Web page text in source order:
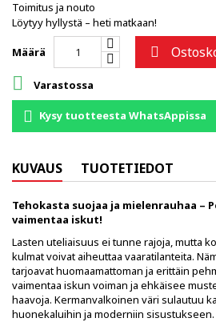
Toimitus ja nouto
Löytyy hyllystä – heti matkaan!
Määrä 
 Varastossa
Kysy tuotteesta WhatsAppissa
KUVAUS TUOTETIEDOT
Tehokasta suojaa ja mielenrauhaa –
vaimentaa iskut!
Lasten uteliaisuus ei tunne rajoja, mutta
kulmat voivat aiheuttaa vaaratilanteita.
tarjoavat huomaamattoman ja erittäin
vaimentaa iskun voiman ja ehkäisee
haavoja. Kermanvalkoinen väri sulautuu
huonekaluihin ja moderniin sisustukseen.